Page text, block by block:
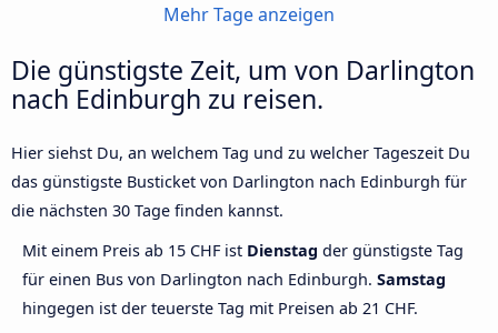
Mehr Tage anzeigen
Die günstigste Zeit, um von Darlington
nach Edinburgh zu reisen.
Hier siehst Du, an welchem Tag und zu welcher Tageszeit Du
das günstigste Busticket von Darlington nach Edinburgh für
die nächsten 30 Tage finden kannst.
Mit einem Preis ab 15 CHF ist Dienstag der günstigste Tag
für einen Bus von Darlington nach Edinburgh. Samstag
hingegen ist der teuerste Tag mit Preisen ab 21 CHF.